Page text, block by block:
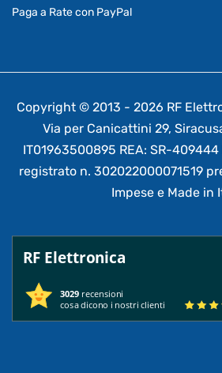
Paga a Rate con PayPal
Copyright © 2013 - 2026 RF
Via per Canicattini 29,
IT01963500895 REA: SR-409444
registrato n. 302022000071519
Impese e Made in
RF Elettronica
3029 recensioni
cosa dicono i nostri clienti